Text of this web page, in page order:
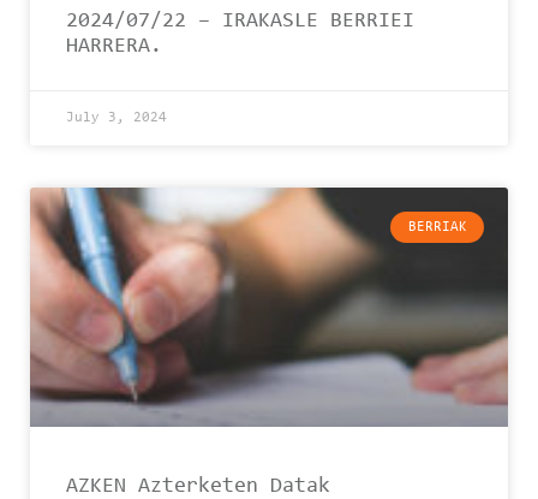
2024/07/22 – IRAKASLE BERRIEI
HARRERA.
July 3, 2024
BERRIAK
AZKEN Azterketen Datak